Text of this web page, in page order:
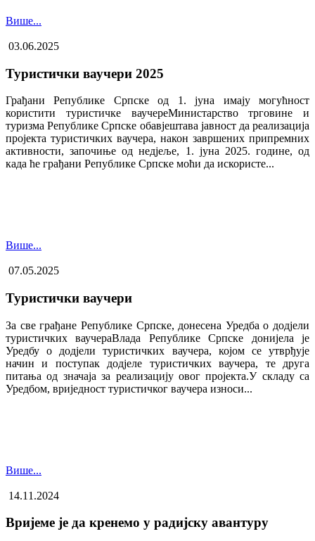
Више...
03.06.2025
Туристички ваучери 2025
Грађани Републике Српске од 1. јуна имају могућност
користити туристичке ваучере​Министарство трговине и
туризма Републике Српске обавјештава јавност да реализација
пројекта туристичких ваучера, након завршених припремних
активности, започиње од недјеље, 1. јуна 2025. године, од
када ће грађани Републике Српске моћи да искористе...
Више...
07.05.2025
Туристички ваучери
За све грађане Републике Српске, донесена Уредба о додјели
туристичких ваучера​Влада Републике Српске донијела је
Уредбу о додјели туристичких ваучера, којом се утврђује
начин и поступак додјеле туристичких ваучера, те друга
питања од значаја за реализацију овог пројекта.У складу са
Уредбом, вриједност туристичког ваучера износи...
Више...
14.11.2024
Вријеме је да кренемо у радијску авантуру